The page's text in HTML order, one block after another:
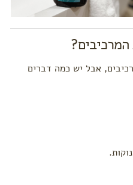
אבל יש כמה דברים